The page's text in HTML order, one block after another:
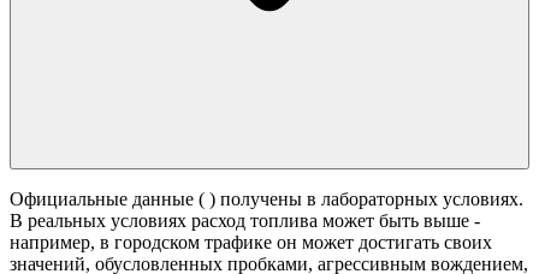
Официальные данные ( ) получены в лабораторных условиях.
В реальных условиях расход топлива может быть выше -
например, в городском трафике он может достигать своих
значений, обусловленных пробками, агрессивным вождением,